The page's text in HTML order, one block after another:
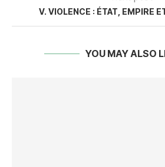
V. VIOLENCE : ÉTAT, EMPIRE
YOU MAY ALSO